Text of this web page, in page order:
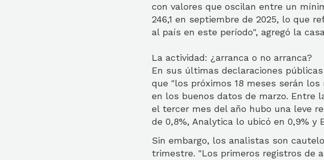
con valores que oscilan entre un
246,1 en septiembre de 2025, lo que
al país en este período", agregó la
La actividad: ¿arranca o no arranca?
En sus últimas declaraciones
que "los próximos 18 meses serán
en los buenos datos de marzo. Entre
el tercer mes del año hubo una leve
de 0,8%, Analytica lo ubicó en 0,9% y
Sin embargo, los analistas son
trimestre. "Los primeros registros de